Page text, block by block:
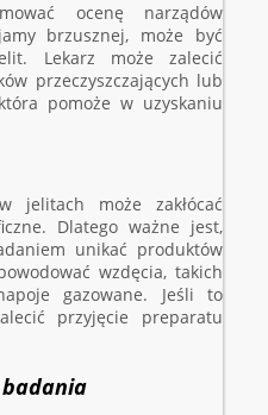
ocenę narządów
brzusznej, może być
Lekarz może zalecić
przeczyszczających lub
pomoże w uzyskaniu
jelitach może zakłócać
Dlatego ważne jest,
unikać produktów
wzdęcia, takich
gazowane. Jeśli to
przyjęcie preparatu